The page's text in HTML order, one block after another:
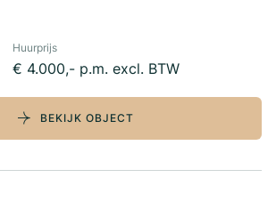
Huurprijs
€ 4.000,- p.m. excl. BTW
BEKIJK OBJECT